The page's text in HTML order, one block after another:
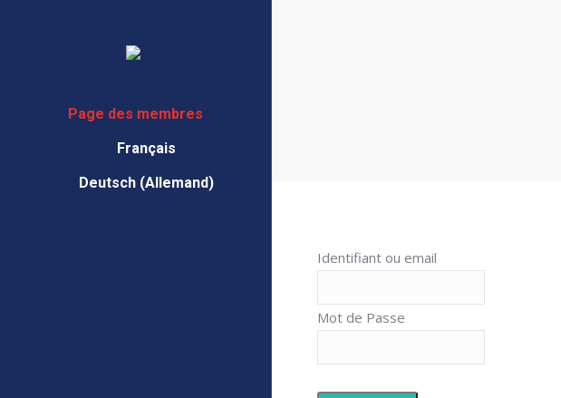
Page des membres
Français
Deutsch(Allemand)
Identifiant ou email
Mot de Passe